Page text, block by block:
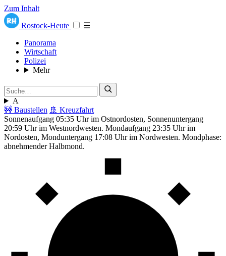
Zum Inhalt
Rostock-Heute
☰
Panorama
Wirtschaft
Polizei
Mehr
A
🚧 Baustellen 🚢 Kreuzfahrt
Sonnenaufgang 05:35 Uhr im Ostnordosten, Sonnenuntergang
20:59 Uhr im Westnordwesten. Mondaufgang 23:35 Uhr im
Nordosten, Monduntergang 17:08 Uhr im Nordwesten. Mondphase:
abnehmender Halbmond.